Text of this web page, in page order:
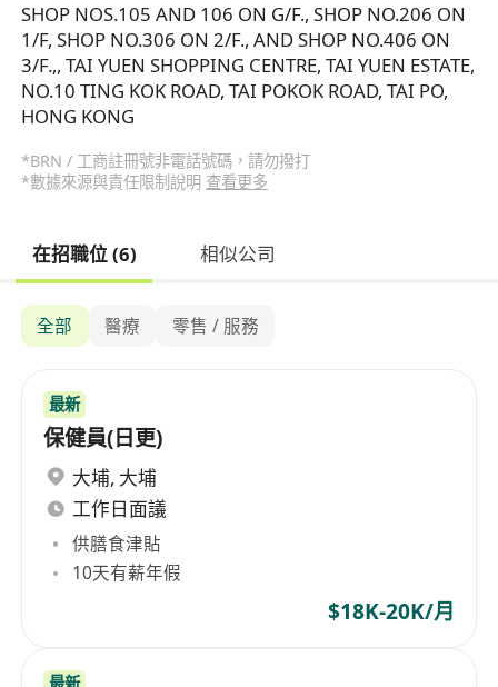
SHOP NOS.105 AND 106 ON G/F., SHOP NO.206 ON
1/F, SHOP NO.306 ON 2/F., AND SHOP NO.406 ON
3/F.,, TAI YUEN SHOPPING CENTRE, TAI YUEN ESTATE,
NO.10 TING KOK ROAD, TAI POKOK ROAD, TAI PO,
HONG KONG
*BRN / 工商註冊號非電話號碼，請勿撥打
*數據來源與責任限制說明 查看更多
在招職位 (6) 相似公司
全部 醫療 零售 / 服務
最新
保健員(日更)
大埔, 大埔
工作日面議
供膳食津貼
10天有薪年假
$18K-20K/月
最新